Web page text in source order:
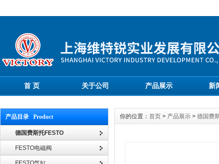
首 页 关于公司 产品展示 新
产品目录 Product
德国费斯托FESTO
FESTO电磁阀
你的位置： 首页 > 产品展示 > 德国费